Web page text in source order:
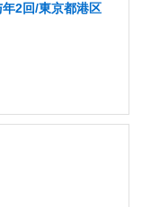
2回/東京都港区